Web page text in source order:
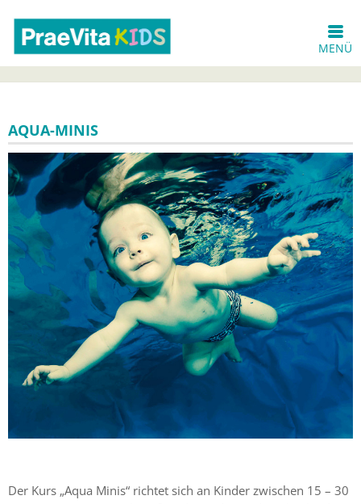
MENÜ
AQUA-MINIS
Der Kurs „Aqua Minis“ richtet sich an Kinder zwischen 15 – 30